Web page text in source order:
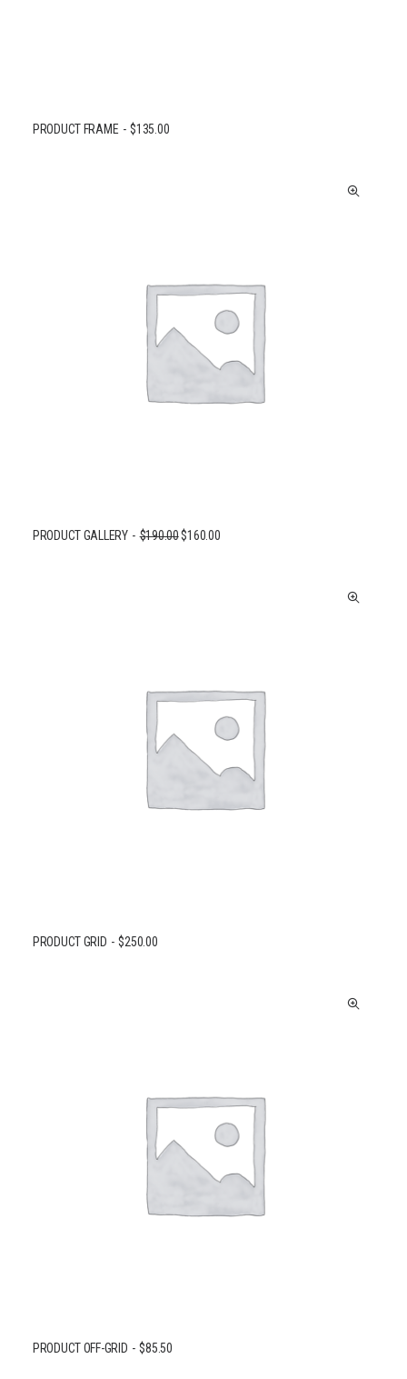
PRODUCT FRAME $135.00
PRODUCT GALLERY $190.00$160.00
PRODUCT GRID $250.00
PRODUCT OFF-GRID $85.50